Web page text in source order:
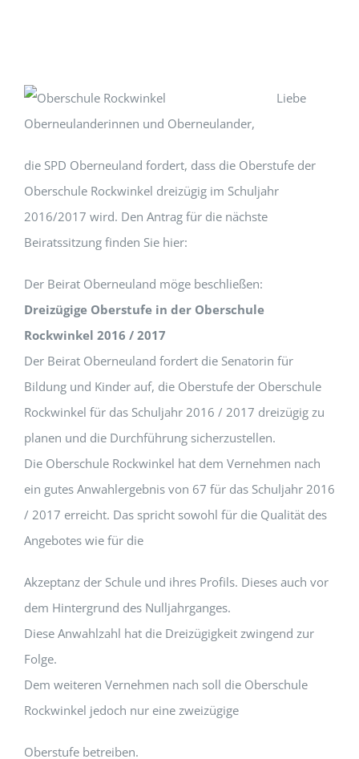
Liebe
Oberneulanderinnen und Oberneulander,
die SPD Oberneuland fordert, dass die Oberstufe der
Oberschule Rockwinkel dreizügig im Schuljahr
2016/2017 wird. Den Antrag für die nächste
Beiratssitzung finden Sie hier:
Der Beirat Oberneuland möge beschließen:
Dreizügige Oberstufe in der Oberschule
Rockwinkel 2016 / 2017
Der Beirat Oberneuland fordert die Senatorin für
Bildung und Kinder auf, die Oberstufe der Oberschule
Rockwinkel für das Schuljahr 2016 / 2017 dreizügig zu
planen und die Durchführung sicherzustellen.
Die Oberschule Rockwinkel hat dem Vernehmen nach
ein gutes Anwahlergebnis von 67 für das Schuljahr 2016
/ 2017 erreicht. Das spricht sowohl für die Qualität des
Angebotes wie für die
Akzeptanz der Schule und ihres Profils. Dieses auch vor
dem Hintergrund des Nulljahrganges.
Diese Anwahlzahl hat die Dreizügigkeit zwingend zur
Folge.
Dem weiteren Vernehmen nach soll die Oberschule
Rockwinkel jedoch nur eine zweizügige
Oberstufe betreiben.